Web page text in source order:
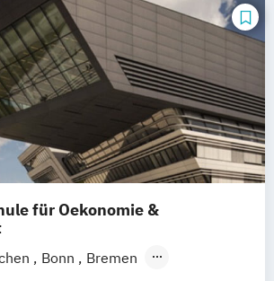
für Oekonomie &
Bonn
Bremen